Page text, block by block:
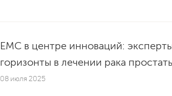
ЕМС в центре инноваций:
горизонты в лечении рака
08 июля 2025